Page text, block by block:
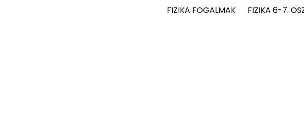
FIZIKA FOGALMAK
FIZIKA 6-7.